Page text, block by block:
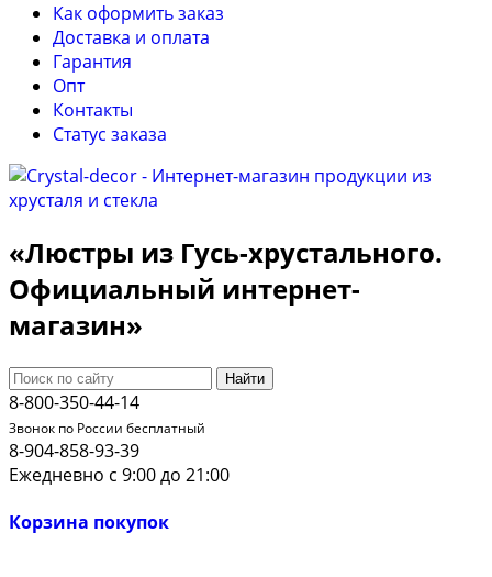
Как оформить заказ
Доставка и оплата
Гарантия
Опт
Контакты
Cтатус заказа
«Люстры из Гусь-хрустального.
Официальный интернет-
магазин»
Найти
8-800-350-44-14
Звонок по России бесплатный
8-904-858-93-39
Ежедневно с 9:00 до 21:00
Корзина покупок